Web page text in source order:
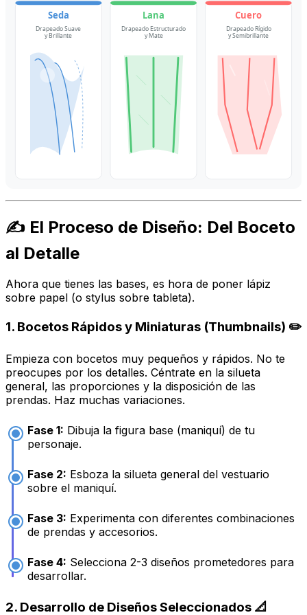
Seda
Drapeado Suave
y Brillante
Lana
Drapeado Estructurado
y Mate
Cuero
Drapeado Rígido
y Semibrillante
✍️ El Proceso de Diseño: Del Boceto
al Detalle
Ahora que tienes las bases, es hora de poner lápiz
sobre papel (o stylus sobre tableta).
1. Bocetos Rápidos y Miniaturas (Thumbnails) ✏️
Empieza con bocetos muy pequeños y rápidos. No te
preocupes por los detalles. Céntrate en la silueta
general, las proporciones y la disposición de las
prendas. Haz muchas variaciones.
Fase 1: Dibuja la figura base (maniquí) de tu
personaje.
Fase 2: Esboza la silueta general del vestuario
sobre el maniquí.
Fase 3: Experimenta con diferentes combinaciones
de prendas y accesorios.
Fase 4: Selecciona 2-3 diseños prometedores para
desarrollar.
2. Desarrollo de Diseños Seleccionados 📐